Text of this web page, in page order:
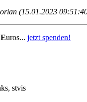
(15.01.2023
Euros... jetzt spenden!
, stvis